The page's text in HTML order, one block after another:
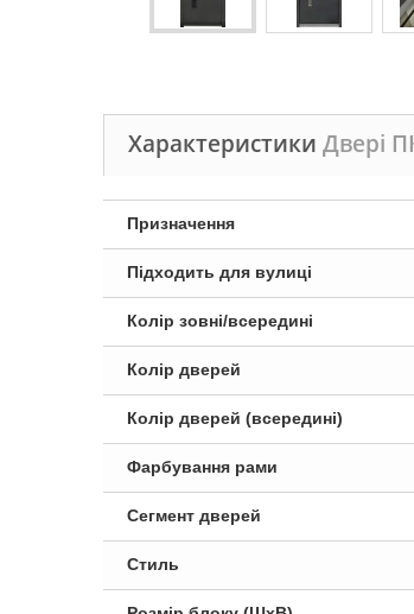
Характеристики Двері
Призначення
Підходить для вулиці
Колір зовні/всередині
Колір дверей
Колір дверей (всередині)
Фарбування рами
Сегмент дверей
Стиль